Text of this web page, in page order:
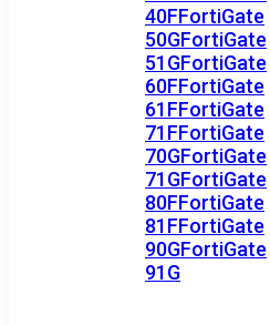
40FFortiGate
50GFortiGate
51GFortiGate
60FFortiGate
61FFortiGate
71FFortiGate
70GFortiGate
71GFortiGate
80FFortiGate
81FFortiGate
90GFortiGate
91G